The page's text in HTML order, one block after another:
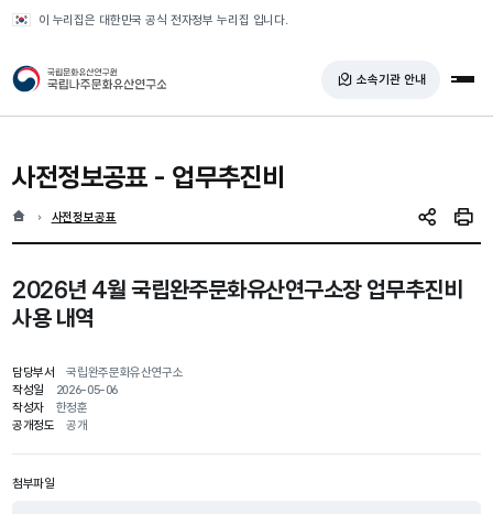
이 누리집은 대한민국 공식 전자정부 누리집 입니다.
국가유산청 국립나주문화유산연구소 소속기관 안내 전
사전정보공표 - 업무추진비
홈 현재 위치
사전정보공표 SNS 공유인쇄
2026년 4월 국립완주문화유산연구소장 업무추진비
사용 내역
담당부서
국립완주문화유산연구소
작성일
2026-05-06
작성자
한정훈
공개정도
공개
첨부파일